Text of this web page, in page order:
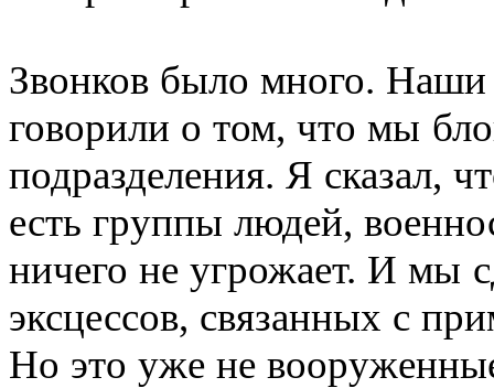
Звонков было много. Наши
говорили о том, что мы
подразделения. Я сказал,
есть группы людей,
ничего не угрожает. И мы
эксцессов, связанных с
Но это уже не